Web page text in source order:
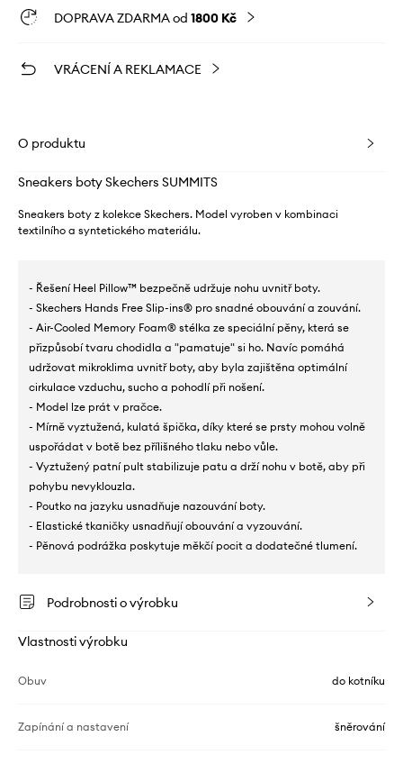
DOPRAVA ZDARMA od 1800 Kč
VRÁCENÍ A REKLAMACE
O produktu
Sneakers boty Skechers SUMMITS
Sneakers boty z kolekce Skechers. Model vyroben v kombinaci
textilního a syntetického materiálu.
- Řešení Heel Pillow™ bezpečně udržuje nohu uvnitř boty.
- Skechers Hands Free Slip-ins® pro snadné obouvání a zouvání.
- Air-Cooled Memory Foam® stélka ze speciální pěny, která se
přizpůsobí tvaru chodidla a "pamatuje" si ho. Navíc pomáhá
udržovat mikroklima uvnitř boty, aby byla zajištěna optimální
cirkulace vzduchu, sucho a pohodlí při nošení.
- Model lze prát v pračce.
- Mírně vyztužená, kulatá špička, díky které se prsty mohou volně
uspořádat v botě bez přílišného tlaku nebo vůle.
- Vyztužený patní pult stabilizuje patu a drží nohu v botě, aby při
pohybu nevyklouzla.
- Poutko na jazyku usnadňuje nazouvání boty.
- Elastické tkaničky usnadňují obouvání a vyzouvání.
- Pěnová podrážka poskytuje měkčí pocit a dodatečné tlumení.
Podrobnosti o výrobku
Vlastnosti výrobku
Obuv do kotníku
Zapínání a nastavení šněrování